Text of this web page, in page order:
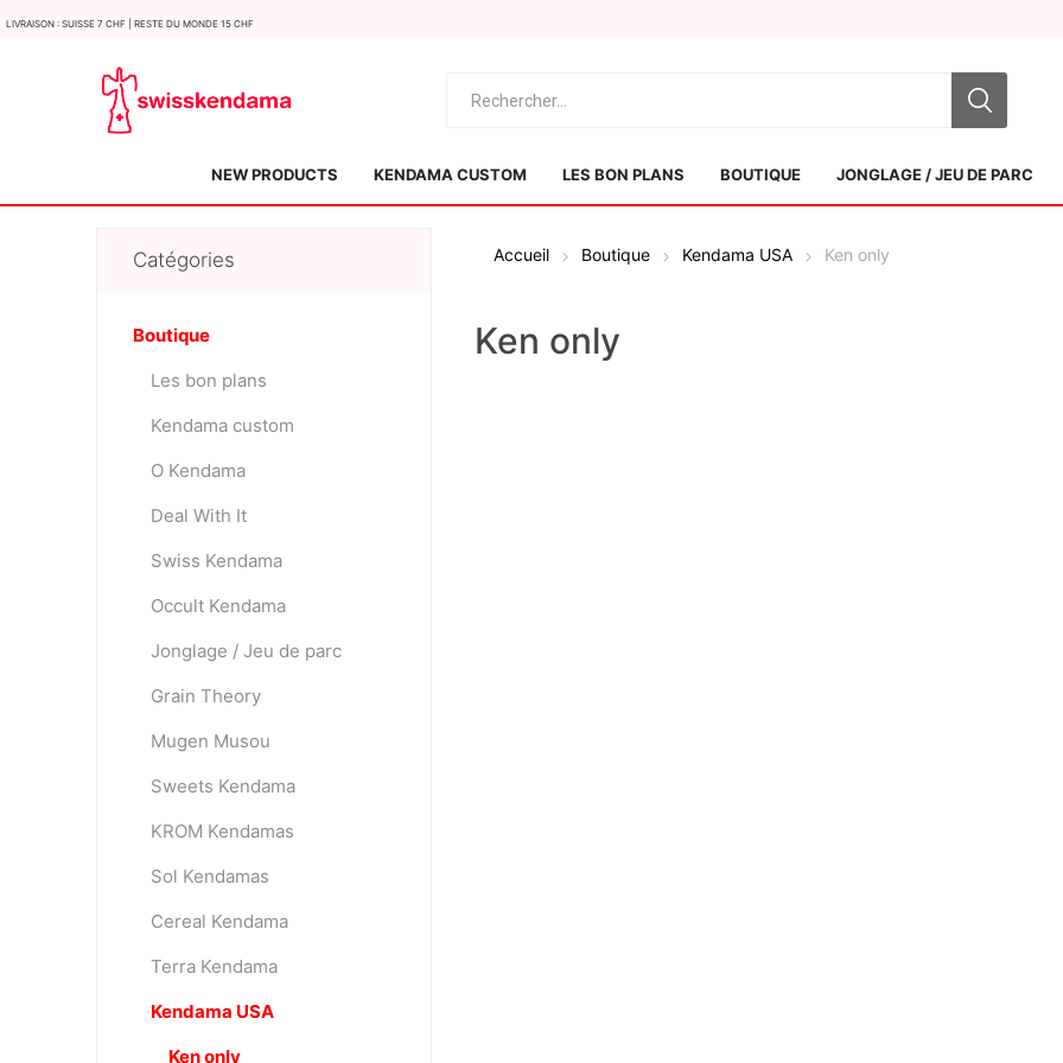
LIvraison : Suisse 7 CHF | Reste du monde 15 CHF
NEW PRODUCTS KENDAMA CUSTOM LES BON PLANS BOUTIQUE JONGLAGE / JEU DE PARC
Accueil Boutique Kendama USA Ken only
Ken only
Catégories
Boutique
Les bon plans
Kendama custom
O Kendama
Deal With It
Swiss Kendama
Occult Kendama
Jonglage / Jeu de parc
Grain Theory
Mugen Musou
Sweets Kendama
KROM Kendamas
Sol Kendamas
Cereal Kendama
Terra Kendama
Kendama USA
Ken only